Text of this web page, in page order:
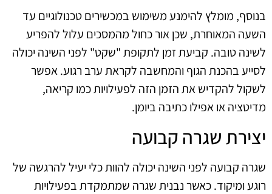
בנוסף, מומלץ להימנע משימוש במכשירים טכנולוגיים עד
השעה המאוחרת, שכן אור כחול מהמסכים עלול להפריע
לשינה טובה. קביעת זמן לתקופת "שקט" לפני השינה יכולה
לסייע בהכנת הגוף והמחשבה לקראת ערב רגוע. אפשר
לשקול להקדיש את הזמן הזה לפעילויות כמו קריאה,
מדיטציה או אפילו כתיבה ביומן.
יצירת שגרה קבועה
שגרה קבועה לפני השינה יכולה להוות כלי יעיל להרגשה של
רוגע ומיקוד. כאשר נבנית שגרה שמתמקדת בפעילויות